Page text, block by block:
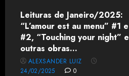
Leituras de Janeiro/2025:
“L’amour est au menu” #1 e
#2, “Touching your night” e
outras obras…
ALEXSANDER LUIZ
24/02/2025
0